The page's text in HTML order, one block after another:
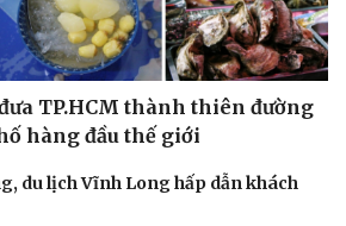
TP.HCM thành thiên đường
hàng đầu thế giới
du lịch Vĩnh Long hấp dẫn khách